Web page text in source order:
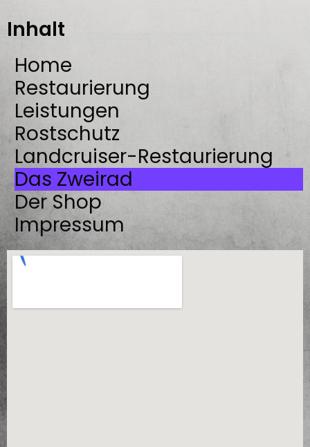
Inhalt
Home
Restaurierung
Leistungen
Rostschutz
Landcruiser-Restaurierung
Das Zweirad
Der Shop
Impressum